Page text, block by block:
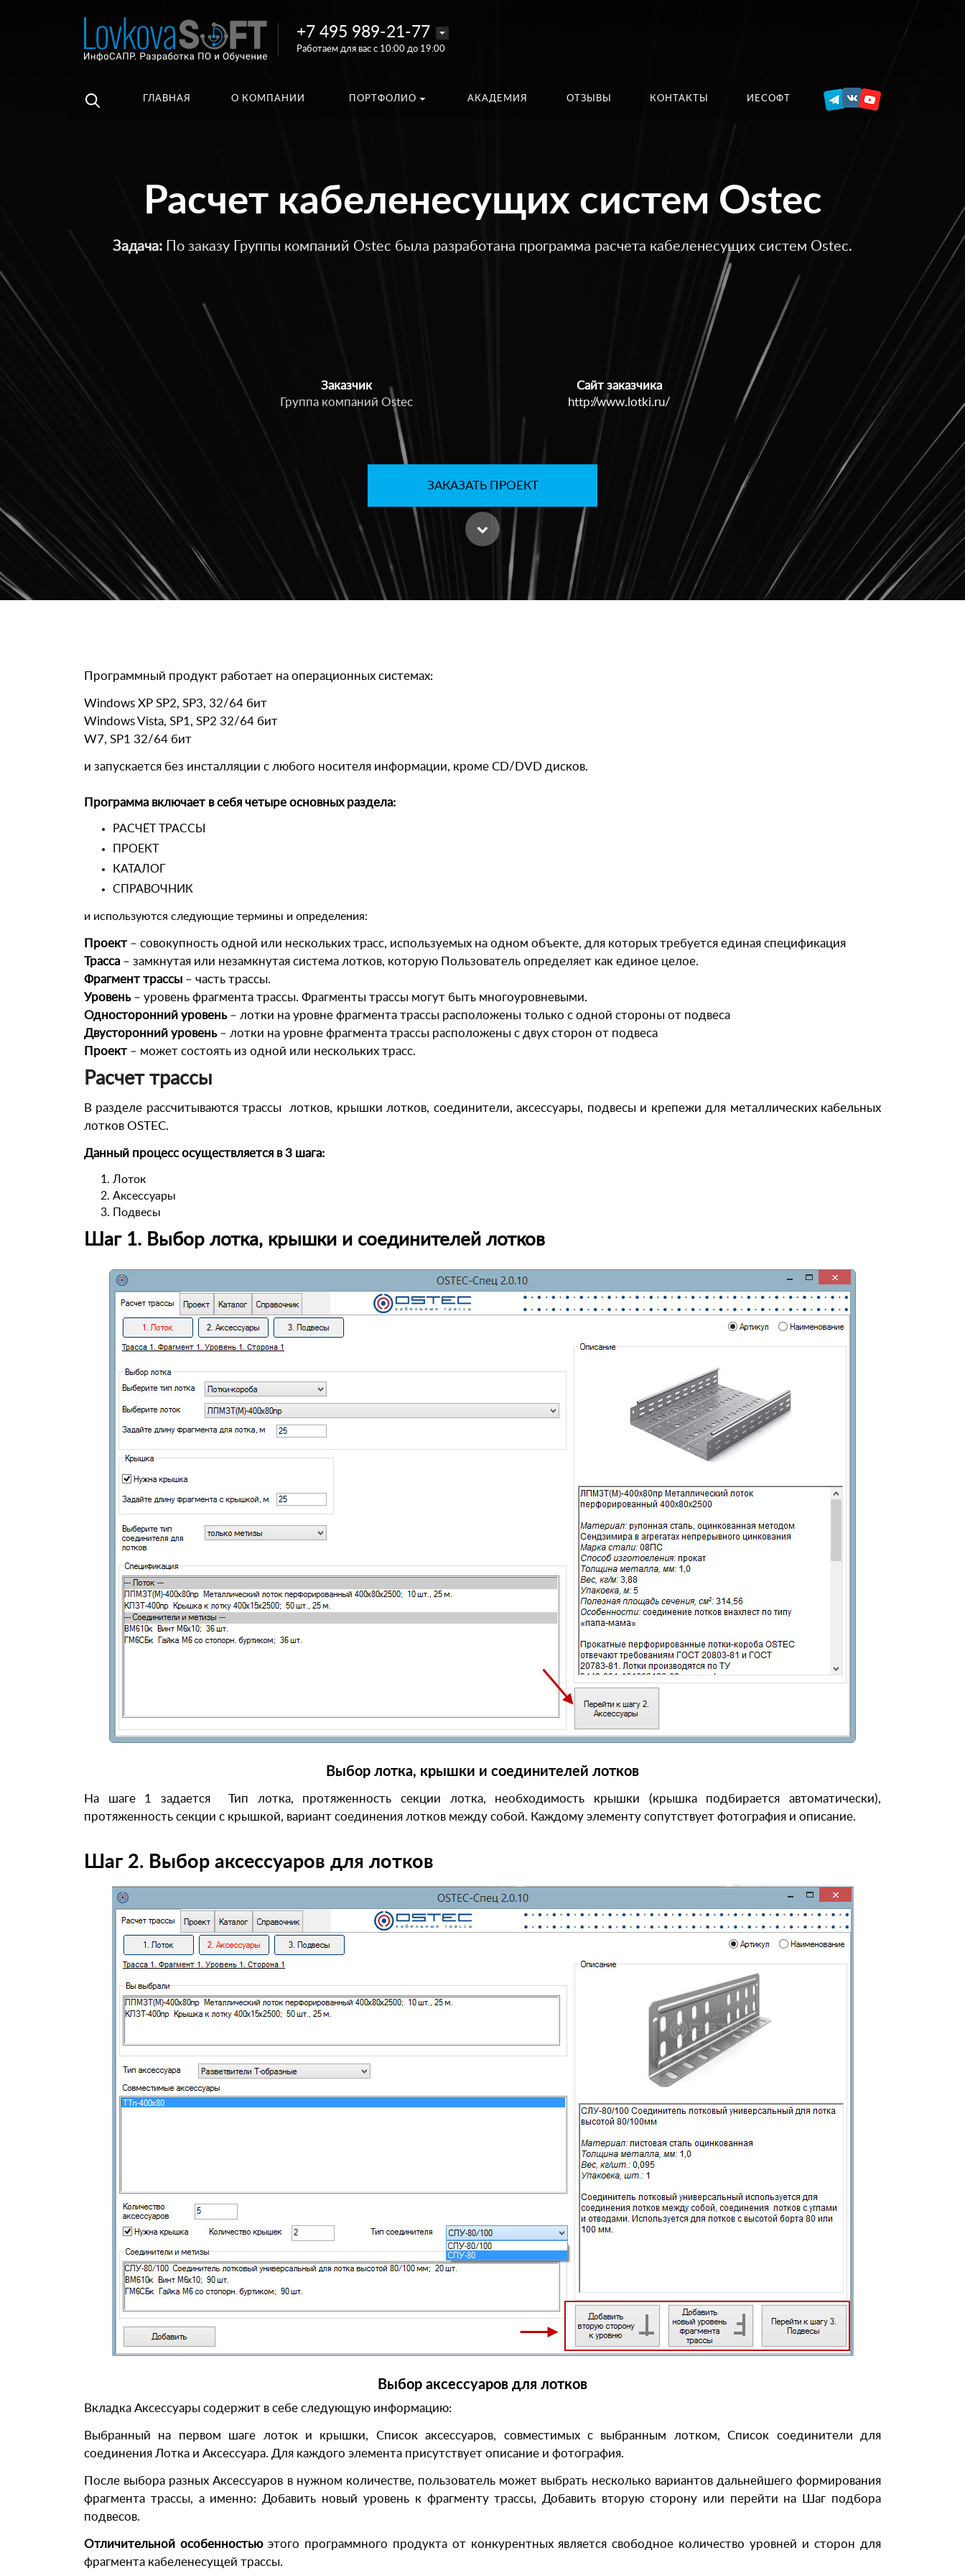
Найти
+7 495 989-21-77
Работаем для вас с 10:00 до 19:00
ГЛАВНАЯ О КОМПАНИИ ПОРТФОЛИО АКАДЕМИЯ ОТЗЫВЫ КОНТАКТЫ ИЕСОФТ
Расчет кабеленесущих систем Ostec
Задача: По заказу Группы компаний Ostec была разработана программа расчета кабеленесущих систем Ostec.
Заказчик
Группа компаний Ostec
Сайт заказчика
http://www.lotki.ru/
ЗАКАЗАТЬ ПРОЕКТ
Программный продукт работает на операционных системах:
Windows XP SP2, SP3, 32/64 бит
Windows Vista, SP1, SP2 32/64 бит
W7, SP1 32/64 бит
и запускается без инсталляции с любого носителя информации, кроме CD/DVD дисков.
Программа включает в себя четыре основных раздела:
РАСЧЁТ ТРАССЫ
ПРОЕКТ
КАТАЛОГ
СПРАВОЧНИК
и используются следующие термины и определения:
Проект – совокупность одной или нескольких трасс, используемых на одном объекте, для которых требуется единая спецификация
Трасса – замкнутая или незамкнутая система лотков, которую Пользователь определяет как единое целое.
Фрагмент трассы – часть трассы.
Уровень– уровень фрагмента трассы. Фрагменты трассы могут быть многоуровневыми.
Односторонний уровень– лотки на уровне фрагмента трассы расположены только с одной стороны от подвеса
Двусторонний уровень– лотки на уровне фрагмента трассы расположены с двух сторон от подвеса
Проект – может состоять из одной или нескольких трасс.
Расчет трассы
В разделе рассчитываются трассы лотков, крышки лотков, соединители, аксессуары, подвесы и крепежи для металлических кабельных
лотков OSTEC.
Данный процесс осуществляется в 3 шага:
Лоток
Аксессуары
Подвесы
Шаг 1. Выбор лотка, крышки и соединителей лотков
Выбор лотка, крышки и соединителей лотков
На шаге 1 задается Тип лотка, протяженность секции лотка, необходимость крышки (крышка подбирается автоматически),
протяженность секции с крышкой, вариант соединения лотков между собой. Каждому элементу сопутствует фотография и описание.
Шаг 2. Выбор аксессуаров для лотков
Выбор аксессуаров для лотков
Вкладка Аксессуары содержит в себе следующую информацию:
Выбранный на первом шаге лоток и крышки, Список аксессуаров, совместимых с выбранным лотком, Список соединители для
соединения Лотка и Аксессуара. Для каждого элемента присутствует описание и фотография.
После выбора разных Аксессуаров в нужном количестве, пользователь может выбрать несколько вариантов дальнейшего формирования
фрагмента трассы, а именно: Добавить новый уровень к фрагменту трассы, Добавить вторую сторону или перейти на Шаг подбора
подвесов.
Отличительной особенностьюэтого программного продукта от конкурентных является свободное количество уровней и сторон для
фрагмента кабеленесущей трассы.